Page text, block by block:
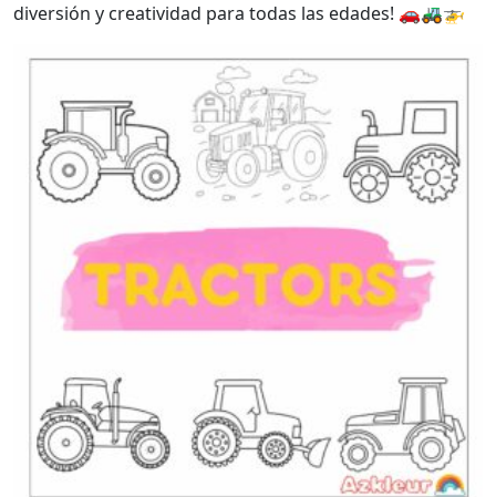
diversión y creatividad para todas las edades! 🚗🚜🚁